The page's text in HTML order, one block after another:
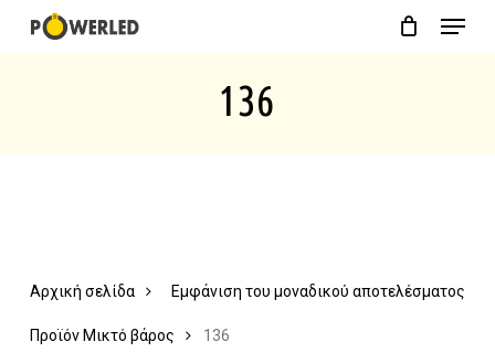
Menu
136
Εμφάνιση του μοναδικού αποτελέσματος
Αρχική σελίδα
Προϊόν Μικτό βάρος 136